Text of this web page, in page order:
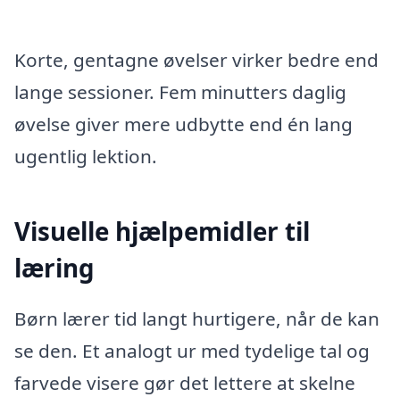
Korte, gentagne øvelser virker bedre end
lange sessioner. Fem minutters daglig
øvelse giver mere udbytte end én lang
ugentlig lektion.
Visuelle hjælpemidler til
læring
Børn lærer tid langt hurtigere, når de kan
se den. Et analogt ur med tydelige tal og
farvede visere gør det lettere at skelne